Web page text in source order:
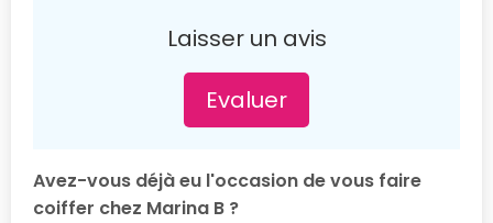
Laisser un avis
Evaluer
Avez-vous déjà eu l'occasion de vous faire
coiffer chez Marina B ?